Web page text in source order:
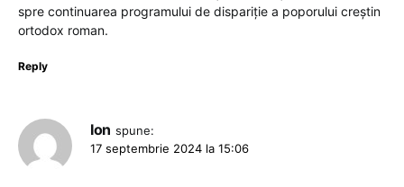
spre continuarea programului de dispariție a poporului creștin
ortodox roman.
Reply
Ion spune:
17 septembrie 2024 la 15:06